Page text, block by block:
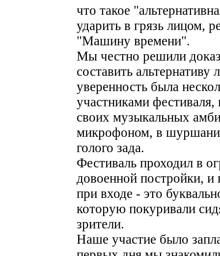
что такое
ударить в грязь лицом,
"Машину времени".
Мы честно решили
составить
уверенность была
участниками
своих музыкальных
микрофоном, в
голого зада.
Фестиваль проходил в
довоенной постройки, и
при входе - это
которую покуривали
зрители.
Наше участие было